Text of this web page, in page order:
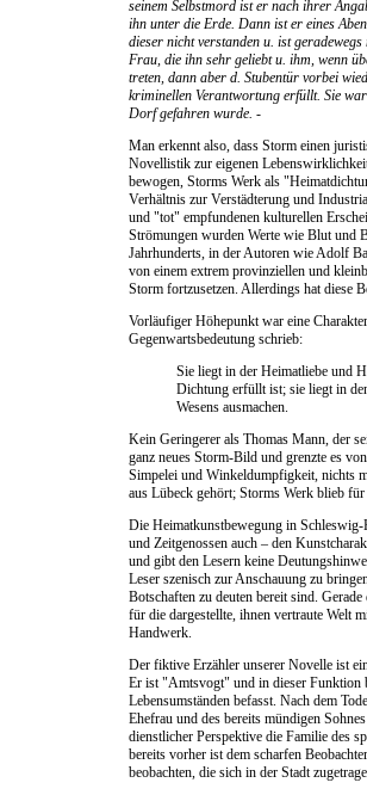
seinem Selbstmord ist er nach ihrer
ihn unter die Erde. Dann ist er eines
dieser nicht verstanden u. ist
Frau, die ihn sehr geliebt u. ihm, wenn
treten, dann aber d. Stubentür vorbei
kriminellen Verantwortung erfüllt. Sie
Dorf gefahren wurde. -
Man erkennt also, dass Storm einen
Novellistik zur eigenen
bewogen, Storms Werk als
Verhältnis zur Verstädterung und
und "tot" empfundenen kulturellen
Strömungen wurden Werte wie Blut und
Jahrhunderts, in der Autoren wie Adolf
von einem extrem provinziellen und
Storm fortzusetzen. Allerdings hat diese
Vorläufiger Höhepunkt war eine
Gegenwartsbedeutung schrieb:
Sie liegt in der Heimatliebe und
Dichtung erfüllt ist; sie liegt in
Wesens ausmachen.
Kein Geringerer als Thomas Mann, der
ganz neues Storm-Bild und grenzte es
Simpelei und Winkeldumpfigkeit, nichts
aus Lübeck gehört; Storms Werk blieb
Die Heimatkunstbewegung in Schleswig-
und Zeitgenossen auch – den
und gibt den Lesern keine
Leser szenisch zur Anschauung zu
Botschaften zu deuten bereit sind.
für die dargestellte, ihnen vertraute Welt
Handwerk.
Der fiktive Erzähler unserer Novelle ist
Er ist "Amtsvogt" und in dieser Funktion
Lebensumständen befasst. Nach dem
Ehefrau und des bereits mündigen
dienstlicher Perspektive die Familie des
bereits vorher ist dem scharfen
beobachten, die sich in der Stadt